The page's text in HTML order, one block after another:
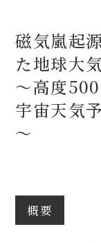
磁気嵐起
た地球大
～高度
宇宙天気
～
概要